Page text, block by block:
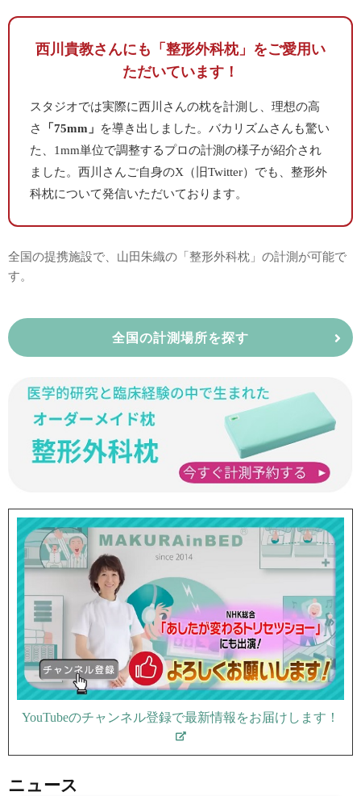
西川貴教さんにも「整形外科枕」をご愛用い
ただいています！
スタジオでは実際に西川さんの枕を計測し、理想の高
さ
「75mm」
を導き出しました。バカリズムさんも驚い
た、1mm単位で調整するプロの計測の様子が紹介され
ました。西川さんご自身のX（旧Twitter）でも、整形外
科枕について発信いただいております。
全国の提携施設で、山田朱織の「整形外科枕」の計測が可能で
す。
全国の計測場所を探す
YouTubeのチャンネル登録で最新情報をお届けします！
ニュース